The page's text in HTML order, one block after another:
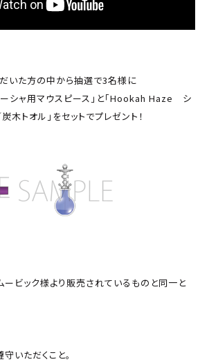
だいた方の中から抽選で3名様に
シャ用マウスピース」と「Hookah Haze シ
木トオル」をセットでプレゼント！
ビック様より販売されているものと同一と
いただくこと。